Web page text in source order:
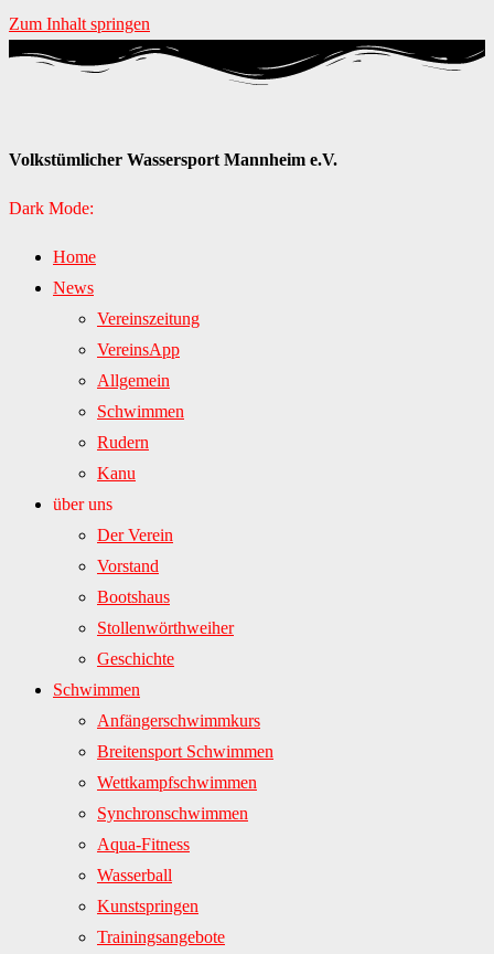
Zum Inhalt springen
Volkstümlicher Wassersport Mannheim e.V.
Dark Mode:
Home
News
Vereinszeitung
VereinsApp
Allgemein
Schwimmen
Rudern
Kanu
über uns
Der Verein
Vorstand
Bootshaus
Stollenwörthweiher
Geschichte
Schwimmen
Anfängerschwimmkurs
Breitensport Schwimmen
Wettkampfschwimmen
Synchronschwimmen
Aqua-Fitness
Wasserball
Kunstspringen
Trainingsangebote